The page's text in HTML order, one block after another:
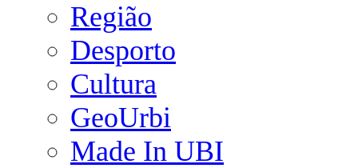
Região
Desporto
Cultura
GeoUrbi
Made In UBI